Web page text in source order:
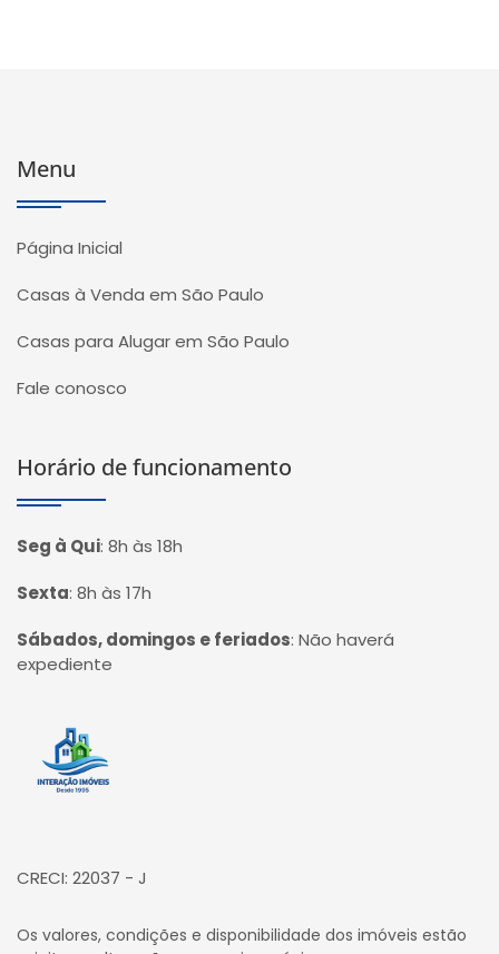
Menu
Página Inicial
Casas à Venda em São Paulo
Casas para Alugar em São Paulo
Fale conosco
Horário de funcionamento
Seg à Qui: 8h às 18h
Sexta: 8h às 17h
Sábados, domingos e feriados: Não haverá
expediente
Página inicial
CRECI: 22037 - J
Os valores, condições e disponibilidade dos imóveis estão